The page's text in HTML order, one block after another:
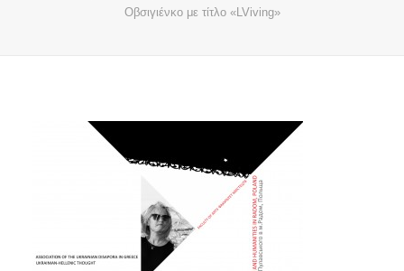
Οβσιγιένκο με τίτλο «LViving»